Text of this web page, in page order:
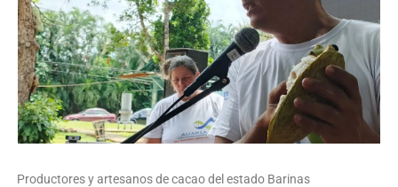
Productores y artesanos de cacao del estado Barinas